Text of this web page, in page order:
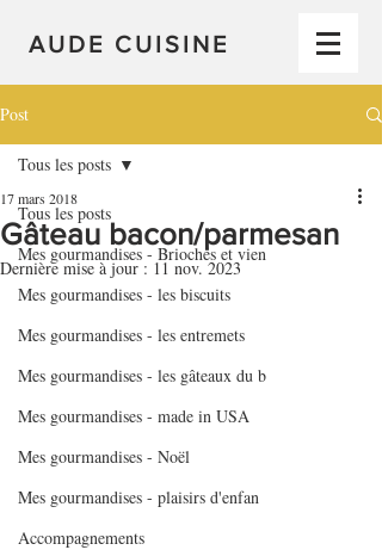
AUDE CUISINE
Post
Tous les posts
Mes gourmandises - Brioches et vien
Mes gourmandises - les biscuits
Mes gourmandises - les entremets
Mes gourmandises - les gâteaux du b
Mes gourmandises - made in USA
Mes gourmandises - Noël
Mes gourmandises - plaisirs d'enfan
Accompagnements
Tous les posts
Gâteau bacon/parmesan
17 mars 2018
Dernière mise à jour : 11 nov. 2023